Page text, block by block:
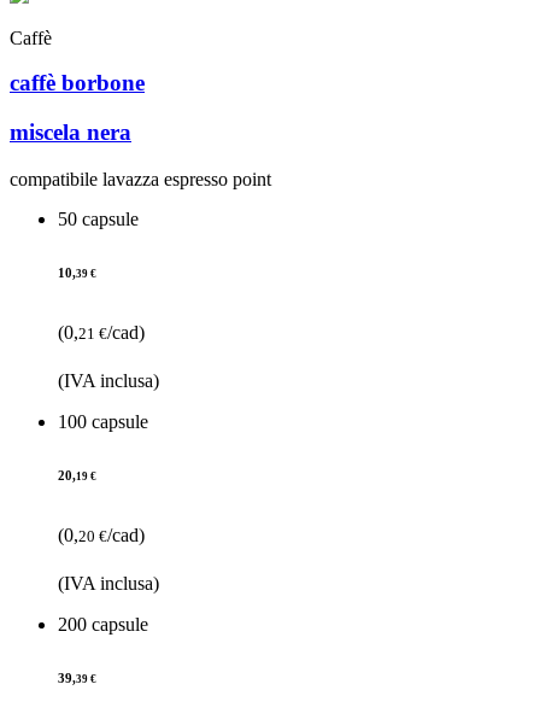
Caffè
caffè borbone
miscela nera
compatibile lavazza espresso point
50 capsule
10,39 €
(0,21 €/cad)
(IVA inclusa)
100 capsule
20,19 €
(0,20 €/cad)
(IVA inclusa)
200 capsule
39,39 €